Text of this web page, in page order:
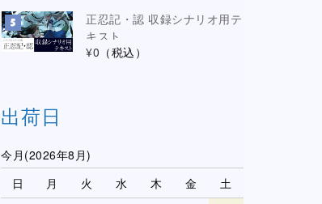
正忍記・認 収録シナリオ用テ
キスト
¥0 （税込）
出荷日
今月(2026年8月)
日
月 火 水 木 金
土